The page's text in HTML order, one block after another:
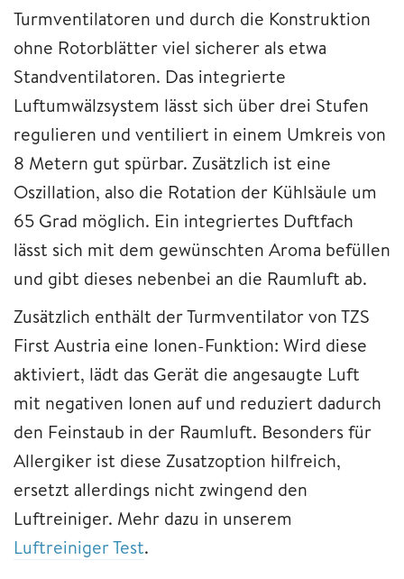
Turmventilatoren und durch die Konstruktion
ohne Rotorblätter viel sicherer als etwa
Standventilatoren. Das integrierte
Luftumwälzsystem lässt sich über drei Stufen
regulieren und ventiliert in einem Umkreis von
8 Metern gut spürbar. Zusätzlich ist eine
Oszillation, also die Rotation der Kühlsäule um
65 Grad möglich. Ein integriertes Duftfach
lässt sich mit dem gewünschten Aroma befüllen
und gibt dieses nebenbei an die Raumluft ab.
Zusätzlich enthält der Turmventilator von TZS
First Austria eine Ionen-Funktion: Wird diese
aktiviert, lädt das Gerät die angesaugte Luft
mit negativen Ionen auf und reduziert dadurch
den Feinstaub in der Raumluft. Besonders für
Allergiker ist diese Zusatzoption hilfreich,
ersetzt allerdings nicht zwingend den
Luftreiniger. Mehr dazu in unserem
Luftreiniger Test.